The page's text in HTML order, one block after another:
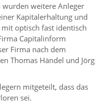
weitere Anleger
Kapitalerhaltung und
optisch fast identisch
Capitalinform
Firma nach dem
Thomas Händel und Jörg
mitgeteilt, dass das
sei.